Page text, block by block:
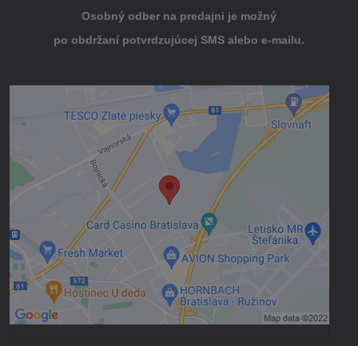
Osobný odber na predajni je možný
po obdržaní potvrdzujúcej SMS alebo e-mailu.
Externý obsah je blokovaný Voľbami
súkromia
Prajete si načítať externý obsah?
Povoliť tentokrát
Povoliť a zapamätať - súhlas s druhom
cookie: Funkčné
Otvoriť obsah v novom okne